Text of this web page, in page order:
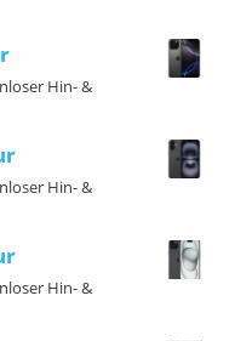
Hin- &
Hin- &
Hin- &